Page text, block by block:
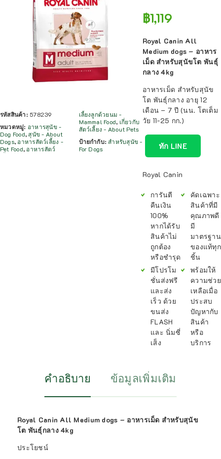
รหัสสินค้า: 578239
หมวดหมู่: อาหารสุนัข -
Dog Food,สุนัข - About
Dogs, อาหารสัตว์เลี้ยง -
Pet Food, อาหารสัตว์
เลี้ยงลูกด้วยนม -
Mammal Food, เกี่ยวกับ
สัตว์เลี้ยง - About Pets
ป้ายกำกับ:สำหรับสุนัข -
For Dogs
฿1,119
Royal Canin All
Medium dogs – อาหาร
เม็ด สำหรับสุนัขโต พันธุ์
กลาง 4kg
อาหารเม็ด สำหรับสุนัข
โต พันธุ์กลาง อายุ 12
เดือน – 7 ปี (นน. โตเต็ม
วัย 11-25 กก.)
ทัก LINE
Royal Canin
การันตี
คืนเงิน
100%
หากได้รับ
สินค้าไม่
ถูกต้อง
หรือชำรุด
มีโปรโม
ชั่นส่งฟรี
และส่ง
เร็ว ด้วย
ขนส่ง
FLASH
และ นิ่มซี่
เส็ง
คัดเฉพาะ
สินค้าที่มี
คุณภาพดี
มี
มาตรฐาน
ของแท้ทุก
ชิ้น
พร้อมให้
ความช่วย
เหลือเมื่อ
ประสบ
ปัญหากับ
สินค้า
หรือ
บริการ
คำอธิบาย ข้อมูลเพิ่มเติม
Royal Canin All Medium dogs – อาหารเม็ด สำหรับสุนัข
โต พันธุ์กลาง 4kg
ประโยชน์